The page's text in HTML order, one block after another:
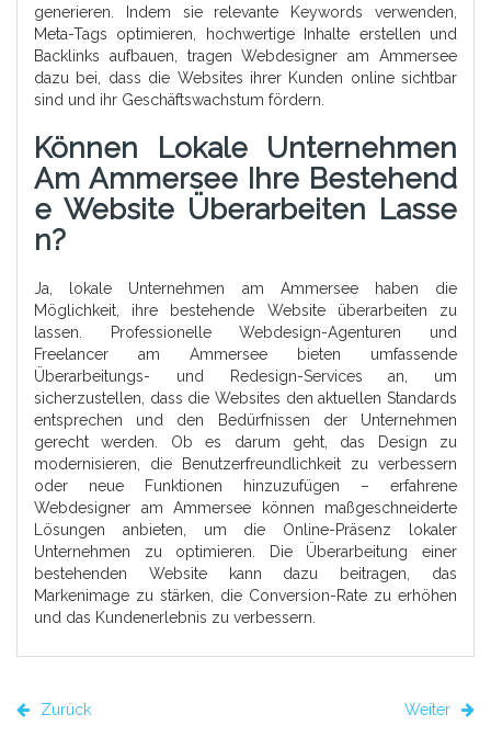
generieren. Indem sie relevante Keywords verwenden,
Meta-Tags optimieren, hochwertige Inhalte erstellen und
Backlinks aufbauen, tragen Webdesigner am Ammersee
dazu bei, dass die Websites ihrer Kunden online sichtbar
sind und ihr Geschäftswachstum fördern.
Können Lokale Unternehmen
Am Ammersee Ihre Bestehend
E Website Überarbeiten Lasse
N?
Ja, lokale Unternehmen am Ammersee haben die
Möglichkeit, ihre bestehende Website überarbeiten zu
lassen. Professionelle Webdesign-Agenturen und
Freelancer am Ammersee bieten umfassende
Überarbeitungs- und Redesign-Services an, um
sicherzustellen, dass die Websites den aktuellen Standards
entsprechen und den Bedürfnissen der Unternehmen
gerecht werden. Ob es darum geht, das Design zu
modernisieren, die Benutzerfreundlichkeit zu verbessern
oder neue Funktionen hinzuzufügen – erfahrene
Webdesigner am Ammersee können maßgeschneiderte
Lösungen anbieten, um die Online-Präsenz lokaler
Unternehmen zu optimieren. Die Überarbeitung einer
bestehenden Website kann dazu beitragen, das
Markenimage zu stärken, die Conversion-Rate zu erhöhen
und das Kundenerlebnis zu verbessern.
Zurück Weiter